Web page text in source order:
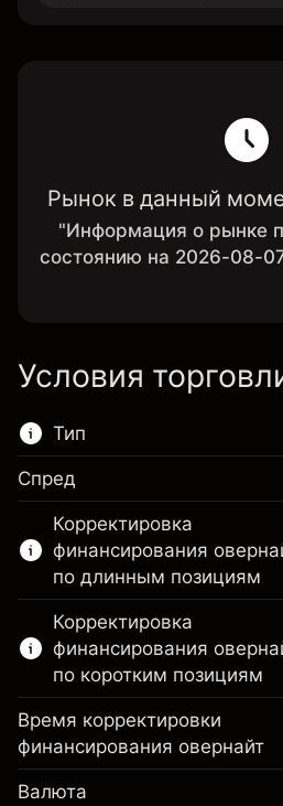
Рынок в данный
"Информация о рынке
состоянию на 2026-08-
Условия
Тип
Этот финансовый рынок
торговли CFD.
Подробнее о:
CFD
Спред
Корректировка
финансирования
по длинным позициям
Маржа. Ваши
инвестиции
Корректировка
финансирования
по коротким позициям
Время корректировки
финансирования овернайт
Валюта